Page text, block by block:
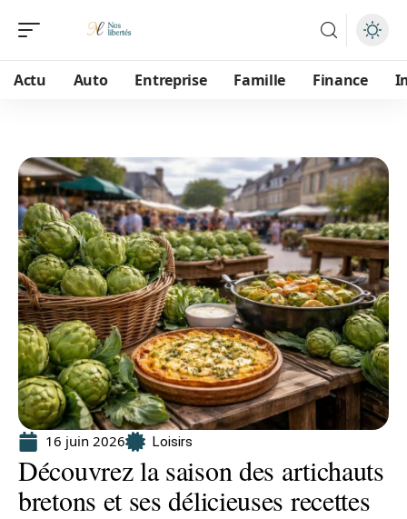
Actu Auto Entreprise Famille Finance
16 juin 2026 Loisirs
Découvrez la saison des artichauts
bretons et ses délicieuses recettes